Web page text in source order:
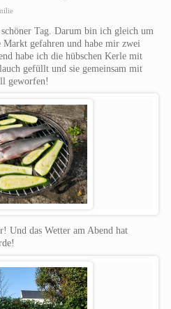
Tag. Darum bin ich gleich um
gefahren und habe mir zwei
habe ich die hübschen Kerle mit
gefüllt und sie gemeinsam mit
geworfen!
Und das Wetter am Abend hat